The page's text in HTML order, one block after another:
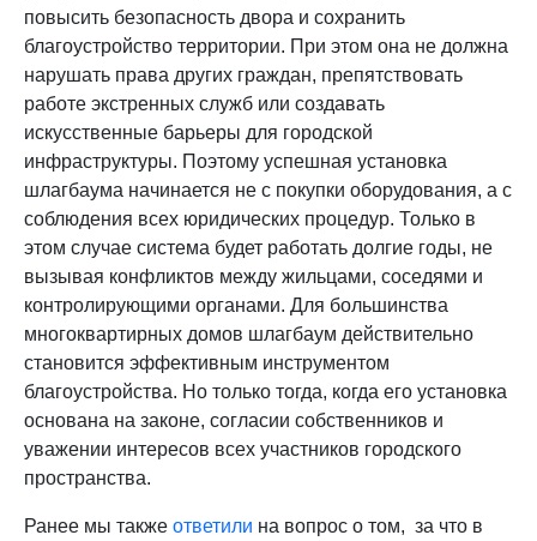
повысить безопасность двора и сохранить
благоустройство территории. При этом она не должна
нарушать права других граждан, препятствовать
работе экстренных служб или создавать
искусственные барьеры для городской
инфраструктуры. Поэтому успешная установка
шлагбаума начинается не с покупки оборудования, а с
соблюдения всех юридических процедур. Только в
этом случае система будет работать долгие годы, не
вызывая конфликтов между жильцами, соседями и
контролирующими органами. Для большинства
многоквартирных домов шлагбаум действительно
становится эффективным инструментом
благоустройства. Но только тогда, когда его установка
основана на законе, согласии собственников и
уважении интересов всех участников городского
пространства.
Ранее мы также ответили на вопрос о том, за что в